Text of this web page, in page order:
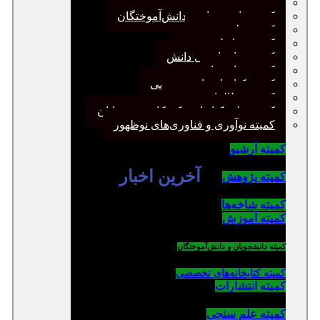
کمیته دانشجویان و دانش‌آموختگان
کمیته علم سنجی
کمیته روابط عمومی
کمیته سازماندهی دانش
کمیته شاخه‌ها
کمیته کتابخانه‌های تخصصی
کمیته مطالعات صنفی
کمیته ملی کتابداری کودکان و نوجوانان
کمیته نوآوری و فناوری‌های نوظهور
آرشیو
پژوهش
شاخه‌ها
آموزش
دانشجویان و دانش‌آموختگان
کتابخانه‌های تخصصی
انتشارات
علم سنجی
آخرین اخبار